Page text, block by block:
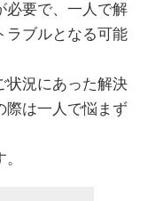
必要で、一人で解
ラブルとなる可能
状況にあった解決
際は一人で悩まず